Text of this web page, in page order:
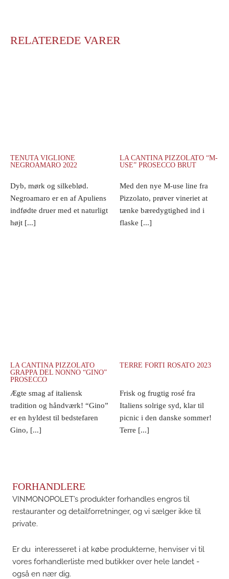
RELATEREDE VARER
TENUTA VIGLIONE
NEGROAMARO 2022
Dyb, mørk og silkeblød.
Negroamaro er en af Apuliens
indfødte druer med et naturligt
højt [...]
LA CANTINA PIZZOLATO “M-
USE” PROSECCO BRUT
Med den nye M-use line fra
Pizzolato, prøver vineriet at
tænke bæredygtighed ind i
flaske [...]
LA CANTINA PIZZOLATO
GRAPPA DEL NONNO “GINO”
PROSECCO
Ægte smag af italiensk
tradition og håndværk! “Gino”
er en hyldest til bedstefaren
Gino, [...]
TERRE FORTI ROSATO 2023
Frisk og frugtig rosé fra
Italiens solrige syd, klar til
picnic i den danske sommer!
Terre [...]
FORHANDLERE
VINMONOPOLET’s produkter forhandles engros til
restauranter og detailforretninger, og vi sælger ikke til
private.
Er du interesseret i at købe produkterne, henviser vi til
vores forhandlerliste med butikker over hele landet -
også en nær dig.